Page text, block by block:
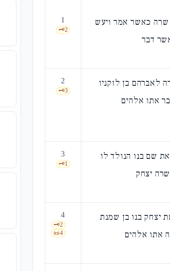
1
🗝️2
שרה כאשר אמר ויעש
דבר
2
🗝️3
לאברהם בן לזקניו
אתו אלהים
3
🗝️1
שם בנו הנולד לו
יצחק
4
🗝️2
📜4
יצחק בנו בן שמנת
אתו אלהים